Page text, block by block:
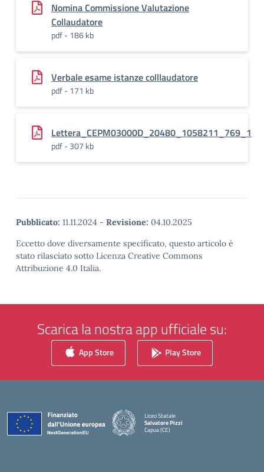
Nomina Commissione Valutazione
Collaudatore
pdf - 186 kb
Verbale esame istanze colllaudatore
pdf - 171 kb
Lettera_CEPM03000D_20480_1058211_769_1
pdf - 307 kb
Pubblicato: 11.11.2024 - Revisione: 04.10.2025
Eccetto dove diversamente specificato, questo articolo è
stato rilasciato sotto Licenza Creative Commons
Attribuzione 4.0 Italia.
Scarica la nostra app ufficiale su:
App Store Play Store
Liceo Statale
Salvatore Pizzi
Capua (CE)
— Visita la pagina iniziale della scuola